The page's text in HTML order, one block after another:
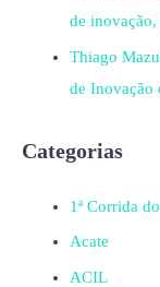
de
Thiago
de Inovação
Categorias
1ª Corrida
Acate
ACIL